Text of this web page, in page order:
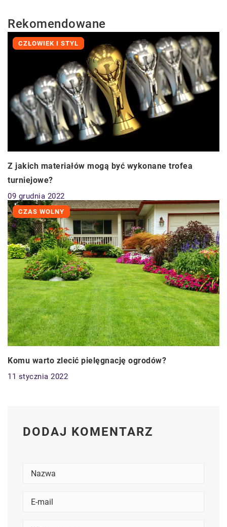
Rekomendowane
CZŁOWIEK I STYL
Z jakich materiałów mogą być wykonane trofea
turniejowe?
09 grudnia 2022
CZAS WOLNY
Komu warto zlecić pielęgnację ogrodów?
11 stycznia 2022
DODAJ KOMENTARZ